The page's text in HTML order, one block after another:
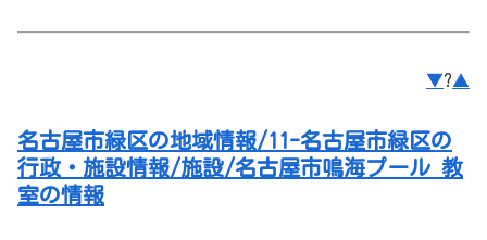
▼?▲
名古屋市緑区の地域情報/11-名古屋市緑区の
行政・施設情報/施設/名古屋市鳴海プール 教
室の情報